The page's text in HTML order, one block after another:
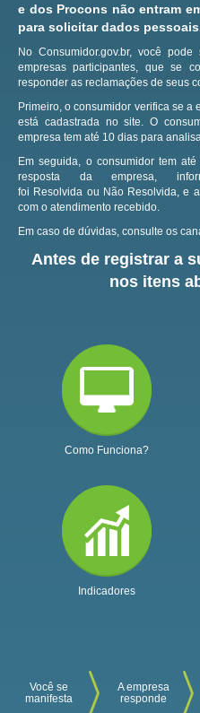
e dos Procons não entram
para solicitar dados
No Consumidor.gov.br, você
empresas participantes, que se
responder as reclamações de seus
Primeiro, o consumidor verifica se a
está cadastrada no site.O
empresa tem até 10 dias para
Em seguida, o consumidor tem
resposta da empresa,
foi Resolvida ou Não Resolvida, e
com o atendimento recebido.
Em caso de dúvidas, consulte os
Antes de registrar a
nos itens
Como Funciona?
Indicadores
Você se
manifesta
A empresa
responde